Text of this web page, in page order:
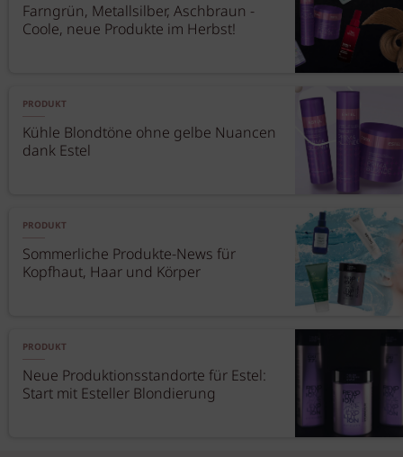
Farngrün, Metallsilber, Aschbraun -
Coole, neue Produkte im Herbst!
PRODUKT
Kühle Blondtöne ohne gelbe Nuancen
dank Estel
PRODUKT
Sommerliche Produkte-News für
Kopfhaut, Haar und Körper
PRODUKT
Neue Produktionsstandorte für Estel:
Start mit Esteller Blondierung